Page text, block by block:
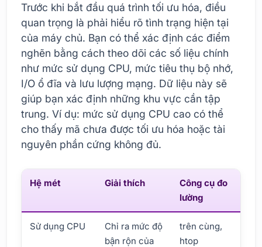
Trước khi bắt đầu quá trình tối ưu hóa, điều
quan trọng là phải hiểu rõ tình trạng hiện tại
của máy chủ. Bạn có thể xác định các điểm
nghẽn bằng cách theo dõi các số liệu chính
như mức sử dụng CPU, mức tiêu thụ bộ nhớ,
I/O ổ đĩa và lưu lượng mạng. Dữ liệu này sẽ
giúp bạn xác định những khu vực cần tập
trung. Ví dụ: mức sử dụng CPU cao có thể
cho thấy mã chưa được tối ưu hóa hoặc tài
nguyên phần cứng không đủ.
Hệ mét Giải thích
Công cụ đo
lường
Sử dụng CPU
Chỉ ra mức độ
bận rộn của
trên cùng,
htop